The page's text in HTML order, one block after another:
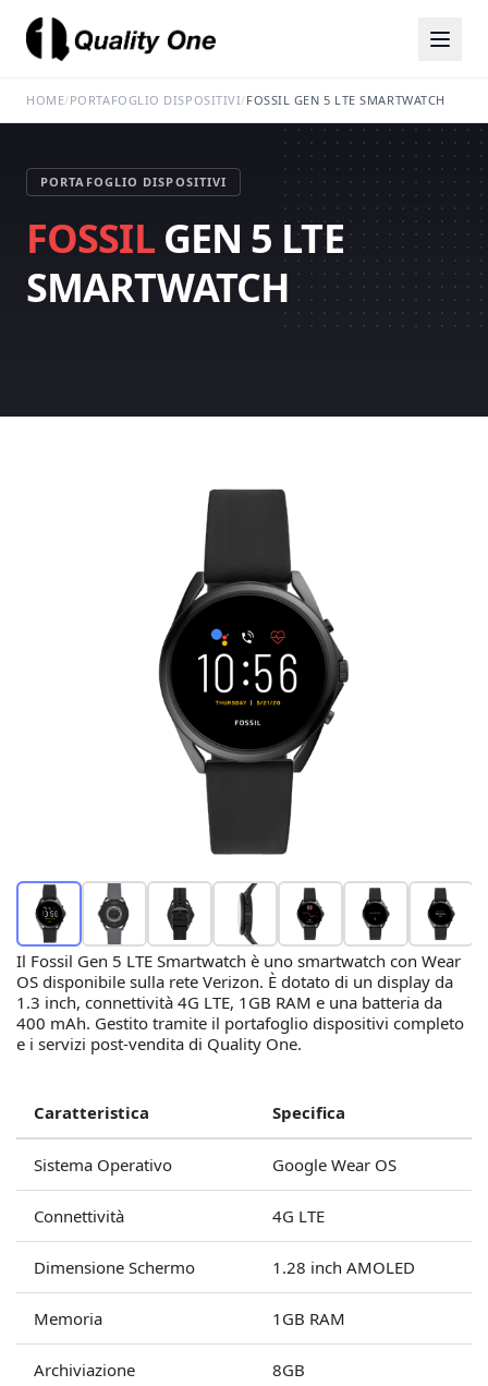
HOME/PORTAFOGLIO DISPOSITIVI/FOSSIL GEN 5 LTE SMARTWATCH
PORTAFOGLIO DISPOSITIVI
FOSSILGEN 5 LTE
SMARTWATCH
Il Fossil Gen 5 LTE Smartwatch è uno smartwatch con Wear
OS disponibile sulla rete Verizon. È dotato di un display da
1.3 inch, connettività 4G LTE, 1GB RAM e una batteria da
400 mAh. Gestito tramite il portafoglio dispositivi completo
e i servizi post-vendita di Quality One.
Caratteristica Specifica
Sistema Operativo Google Wear OS
Connettività 4G LTE
Dimensione Schermo 1.28 inch AMOLED
Memoria 1GB RAM
Archiviazione 8GB